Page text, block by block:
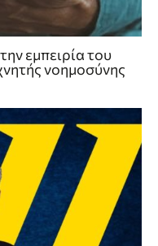
εμπειρία του
νοημοσύνης